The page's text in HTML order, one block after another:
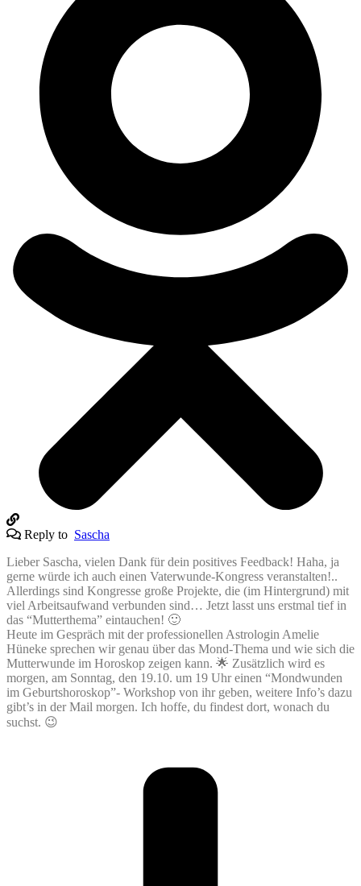
Reply to Sascha
Lieber Sascha, vielen Dank für dein positives Feedback! Haha, ja
gerne würde ich auch einen Vaterwunde-Kongress veranstalten!..
Allerdings sind Kongresse große Projekte, die (im Hintergrund) mit
viel Arbeitsaufwand verbunden sind… Jetzt lasst uns erstmal tief in
das “Mutterthema” eintauchen! 🙂
Heute im Gespräch mit der professionellen Astrologin Amelie
Hüneke sprechen wir genau über das Mond-Thema und wie sich die
Mutterwunde im Horoskop zeigen kann. 🌟 Zusätzlich wird es
morgen, am Sonntag, den 19.10. um 19 Uhr einen “Mondwunden
im Geburtshoroskop”- Workshop von ihr geben, weitere Info’s dazu
gibt’s in der Mail morgen. Ich hoffe, du findest dort, wonach du
suchst. 😉